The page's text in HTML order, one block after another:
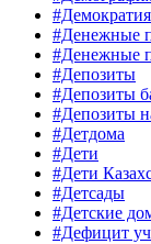
#Демократия
#Денежные
#Денежные
#Депозиты
#Депозиты
#Депозиты
#Детдома
#Дети
#Дети
#Детсады
#Детские
#Дефицит